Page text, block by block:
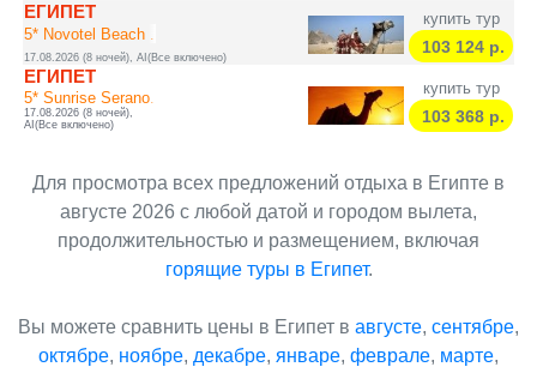
ЕГИПЕТ
5* Novotel Beach ...
17.08.2026 (8 ночей), AI(Все включено)
купить тур
103 124 р.
ЕГИПЕТ
5* Sunrise Serano...
17.08.2026 (8 ночей),
AI(Все включено)
купить тур
103 368 р.
Для просмотра всех предложений отдыха в Египте в
августе 2026 с любой датой и городом вылета,
продолжительностью и размещением, включая
горящие туры в Египет.
Вы можете сравнить цены в Египет в августе, сентябре,
октябре, ноябре, декабре, январе, феврале, марте,